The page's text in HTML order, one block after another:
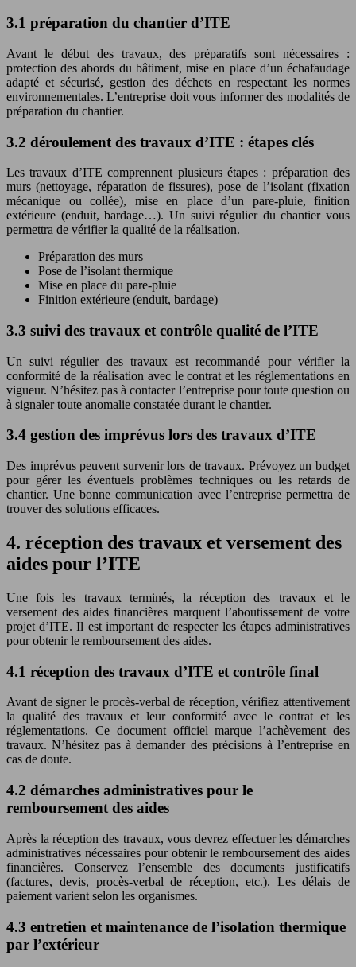
3.1 préparation du chantier d’ITE
Avant le début des travaux, des préparatifs sont nécessaires :
protection des abords du bâtiment, mise en place d’un échafaudage
adapté et sécurisé, gestion des déchets en respectant les normes
environnementales. L’entreprise doit vous informer des modalités de
préparation du chantier.
3.2 déroulement des travaux d’ITE : étapes clés
Les travaux d’ITE comprennent plusieurs étapes : préparation des
murs (nettoyage, réparation de fissures), pose de l’isolant (fixation
mécanique ou collée), mise en place d’un pare-pluie, finition
extérieure (enduit, bardage…). Un suivi régulier du chantier vous
permettra de vérifier la qualité de la réalisation.
Préparation des murs
Pose de l’isolant thermique
Mise en place du pare-pluie
Finition extérieure (enduit, bardage)
3.3 suivi des travaux et contrôle qualité de l’ITE
Un suivi régulier des travaux est recommandé pour vérifier la
conformité de la réalisation avec le contrat et les réglementations en
vigueur. N’hésitez pas à contacter l’entreprise pour toute question ou
à signaler toute anomalie constatée durant le chantier.
3.4 gestion des imprévus lors des travaux d’ITE
Des imprévus peuvent survenir lors de travaux. Prévoyez un budget
pour gérer les éventuels problèmes techniques ou les retards de
chantier. Une bonne communication avec l’entreprise permettra de
trouver des solutions efficaces.
4. réception des travaux et versement des
aides pour l’ITE
Une fois les travaux terminés, la réception des travaux et le
versement des aides financières marquent l’aboutissement de votre
projet d’ITE. Il est important de respecter les étapes administratives
pour obtenir le remboursement des aides.
4.1 réception des travaux d’ITE et contrôle final
Avant de signer le procès-verbal de réception, vérifiez attentivement
la qualité des travaux et leur conformité avec le contrat et les
réglementations. Ce document officiel marque l’achèvement des
travaux. N’hésitez pas à demander des précisions à l’entreprise en
cas de doute.
4.2 démarches administratives pour le
remboursement des aides
Après la réception des travaux, vous devrez effectuer les démarches
administratives nécessaires pour obtenir le remboursement des aides
financières. Conservez l’ensemble des documents justificatifs
(factures, devis, procès-verbal de réception, etc.). Les délais de
paiement varient selon les organismes.
4.3 entretien et maintenance de l’isolation thermique
par l’extérieur